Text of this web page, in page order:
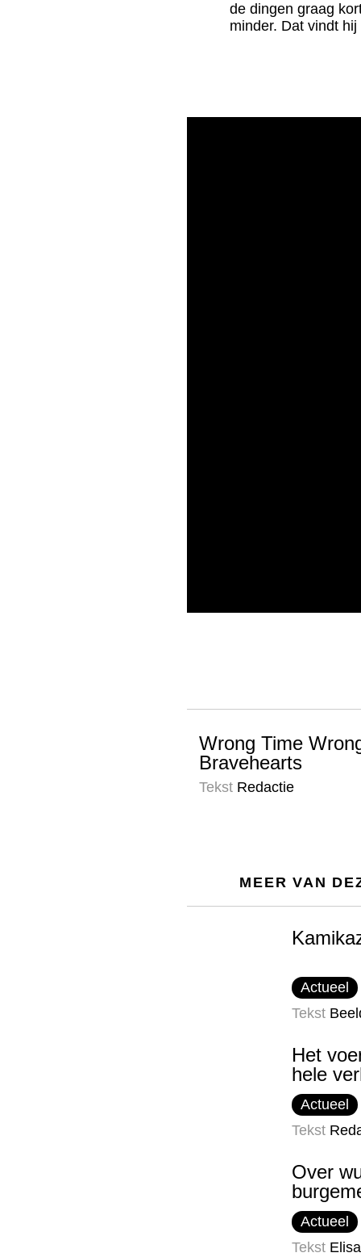
de dingen graag
minder. Dat vindt
Wrong Time
Bravehearts
Tekst Redactie
MEER VAN
Actueel
Tekst
Het
hele
Actueel
Tekst
Over
Actueel
Tekst